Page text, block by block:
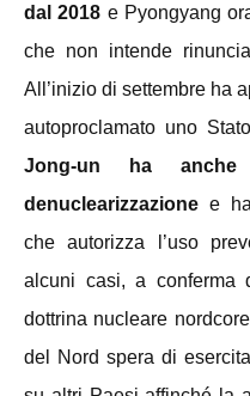
dal 2018 e Pyongyang
che non intende
All’inizio di settembre ha
autoproclamato uno
Jong-un ha
denuclearizzazione e ha
che autorizza l’uso
alcuni casi, a conferma
dottrina nucleare
del Nord spera di